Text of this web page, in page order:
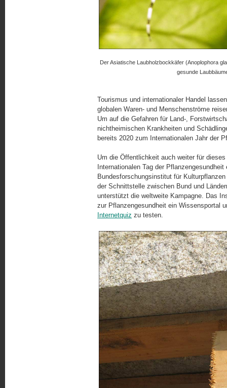
Der Asiatische Laubholzbockkäfer (Anoplophora
gesunde
Tourismus und internationaler Handel
globalen Waren- und Menschenströme
Um auf die Gefahren für Land-,
nichtheimischen Krankheiten und
bereits 2020 zum Internationalen Jahr der
Um die Öffentlichkeit auch weiter für
Internationalen Tag der
Bundesforschungsinstitut für
der Schnittstelle zwischen Bund und
unterstützt die weltweite Kampagne. Das
zur Pflanzengesundheit ein Wissensportal
Internetquiz zu testen.